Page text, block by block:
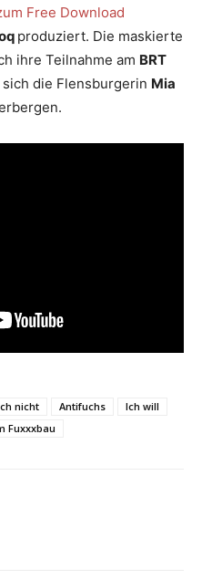
Free Download
produziert. Die maskierte
ihre Teilnahme am BRT
die Flensburgerin Mia
nicht Antifuchs
Ich will
Fuxxxbau